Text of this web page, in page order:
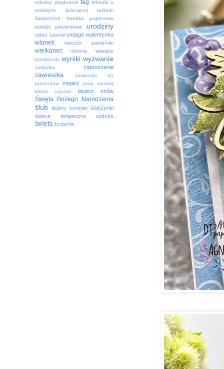
szkolny przybornik tag tekturki o
tematyce dziecięcej
tekturki
świąteczne
torebka papierowa
torebki prezentowe
urodziny
video tutorial vintage walentynka
wianek wieczór panieński
wielkanoc wiosna
wiszące
bombeczki wyniki wyzwanie
zakładka zaproszenie
zawieszka
zawieszki do
prezentów
zegary zima
zimowy
klimat
zębatki łapacz snów
Święta Bożego Narodzenia
ślub ślubny komplet śnieżynki
świeca świąteczna ozdoba
święta życzenia